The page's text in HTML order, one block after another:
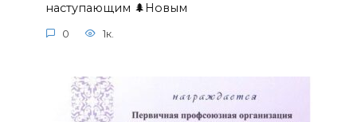
наступающим 🌲Новым
0 1к.